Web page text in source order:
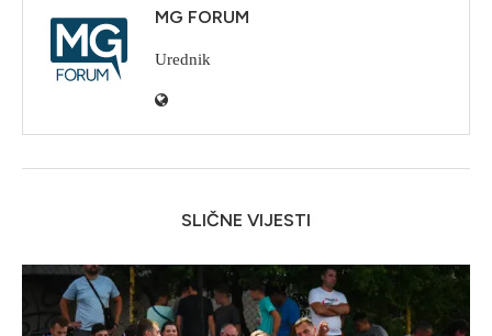
MG FORUM
Urednik
SLIČNE VIJESTI